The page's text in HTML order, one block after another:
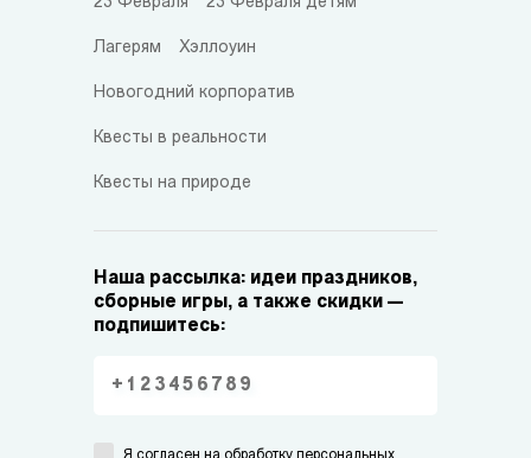
Лагерям Хэллоуин
Новогодний корпоратив
Квесты в реальности
Квесты на природе
Наша рассылка: идеи праздников,
сборные игры, а также скидки —
подпишитесь:
Я согласен на обработку персональных